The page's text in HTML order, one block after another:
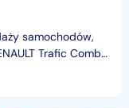
samochodów,
Trafic Combi
od ręki